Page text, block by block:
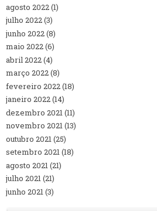
agosto 2022(1)
julho 2022(3)
junho 2022(8)
maio 2022(6)
abril 2022(4)
março 2022(8)
fevereiro 2022(18)
janeiro 2022(14)
dezembro 2021(11)
novembro 2021(13)
outubro 2021(25)
setembro 2021(18)
agosto 2021(21)
julho 2021(21)
junho 2021(3)